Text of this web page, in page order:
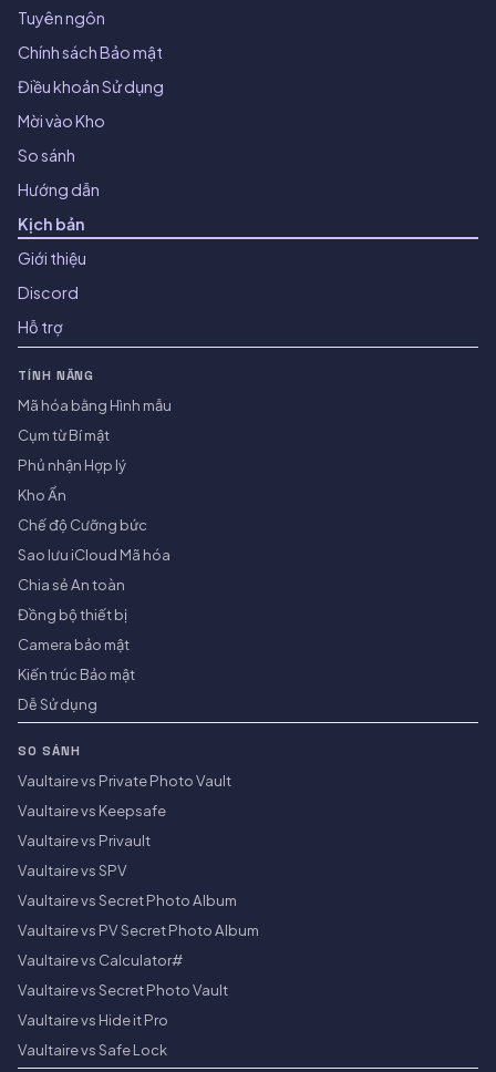
Tuyên ngôn
Chính sách Bảo mật
Điều khoản Sử dụng
Mời vào Kho
So sánh
Hướng dẫn
Kịch bản
Giới thiệu
Discord
Hỗ trợ
TÍNH NĂNG
Mã hóa bằng Hình mẫu
Cụm từ Bí mật
Phủ nhận Hợp lý
Kho Ẩn
Chế độ Cưỡng bức
Sao lưu iCloud Mã hóa
Chia sẻ An toàn
Đồng bộ thiết bị
Camera bảo mật
Kiến trúc Bảo mật
Dễ Sử dụng
SO SÁNH
Vaultaire vs Private Photo Vault
Vaultaire vs Keepsafe
Vaultaire vs Privault
Vaultaire vs SPV
Vaultaire vs Secret Photo Album
Vaultaire vs PV Secret Photo Album
Vaultaire vs Calculator#
Vaultaire vs Secret Photo Vault
Vaultaire vs Hide it Pro
Vaultaire vs Safe Lock